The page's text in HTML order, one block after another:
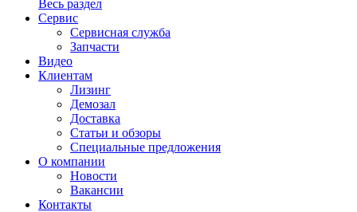
Весь раздел
Сервис
Сервисная служба
Запчасти
Видео
Клиентам
Лизинг
Демозал
Доставка
Статьи и обзоры
Специальные предложения
О компании
Новости
Вакансии
Контакты